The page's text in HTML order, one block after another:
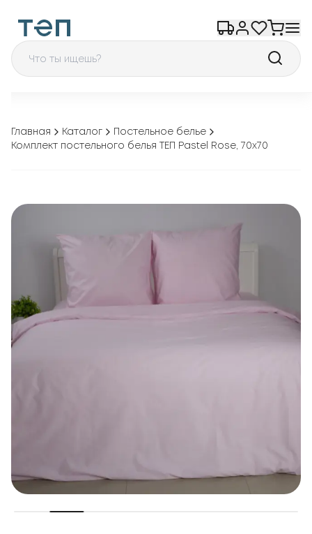
Главная Каталог
Постельное белье
Комплект постельного белья ТЕП Pastel Rose, 70x70